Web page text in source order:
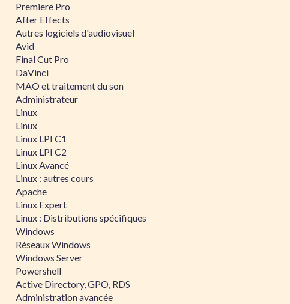
Premiere Pro
After Effects
Autres logiciels d'audiovisuel
Avid
Final Cut Pro
DaVinci
MAO et traitement du son
Administrateur
Linux
Linux
Linux LPI C1
Linux LPI C2
Linux Avancé
Linux : autres cours
Apache
Linux Expert
Linux : Distributions spécifiques
Windows
Réseaux Windows
Windows Server
Powershell
Active Directory, GPO, RDS
Administration avancée